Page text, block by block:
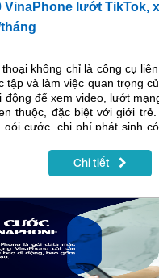
VinaPhone lướt TikTok,
thoại không chỉ là công cụ
tập và làm việc quan trọng
động để xem video, lướt
thuộc, đặc biệt với giới trẻ.
gói cước, chi phí phát sinh
cập Internet tốc độ cao
– Chỉ với 3.000đ/
Chi tiết